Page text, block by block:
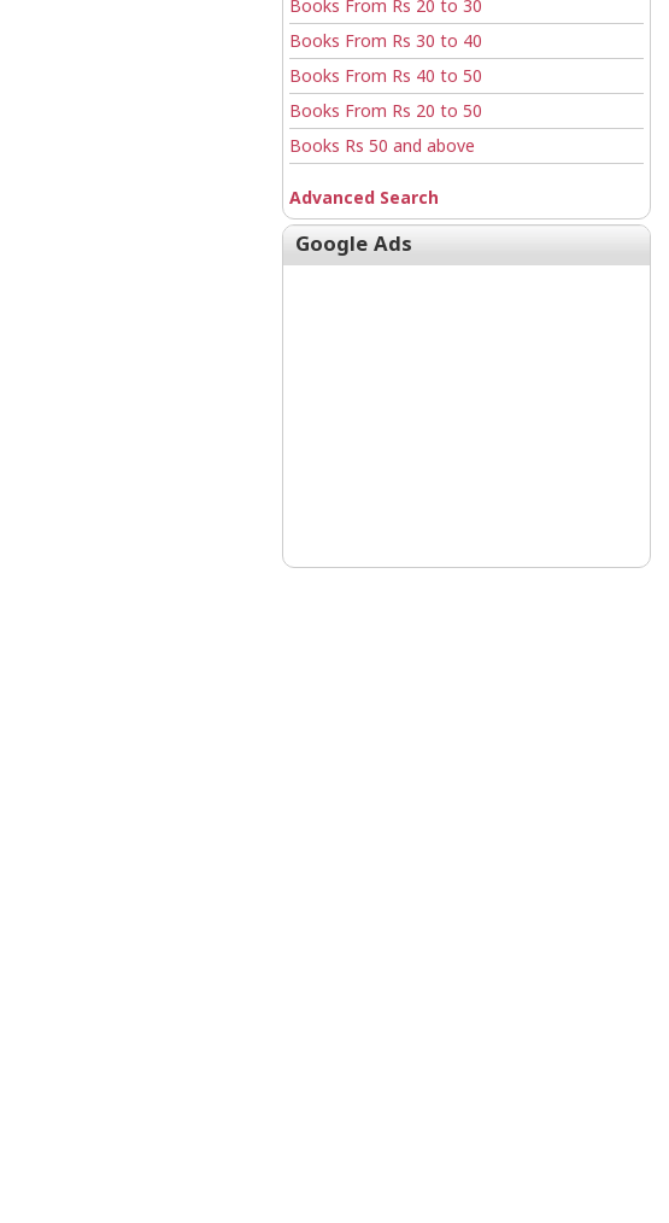
Books From Rs 20 to 30
Books From Rs 30 to 40
Books From Rs 40 to 50
Books From Rs 20 to 50
Books Rs 50 and above
Advanced Search
Google Ads